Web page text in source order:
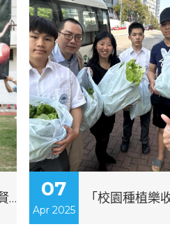
禁毒基金第一屆莊定賢盃欖球比賽 07
Apr 2025